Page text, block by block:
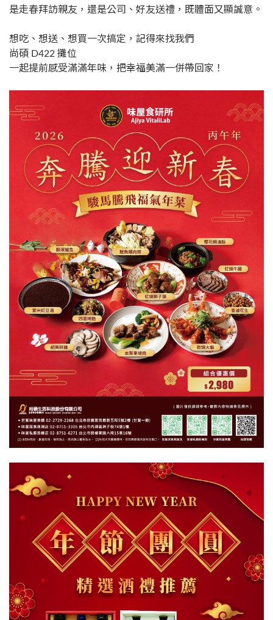
是走春拜訪親友，還是公司、好友送禮，既體面又顯誠意。
想吃、想送、想買一次搞定，記得來找我們
尚碩 D422 攤位
一起提前感受滿滿年味，把幸福美滿一併帶回家！